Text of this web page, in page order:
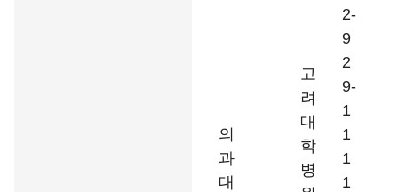
의
과
대
고
려
대
학
병
2-
9
2
9-
1
1
1
1